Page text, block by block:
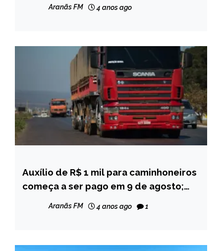
Aranãs FM 4 anos ago
BRASIL
CAPELINHA
NOTÍCIAS
Auxílio de R$ 1 mil para caminhoneiros
começa a ser pago em 9 de agosto;
Aranãs FM 4 anos ago 1